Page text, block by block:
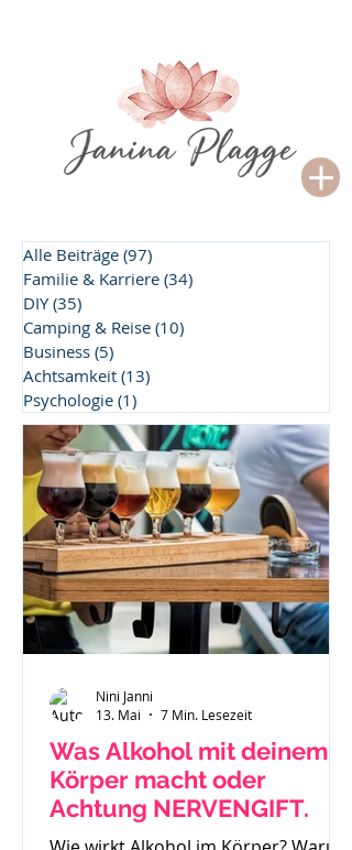
Alle Beiträge (97)
Familie & Karriere (34)
DIY (35)
Camping & Reise (10)
Business (5)
Achtsamkeit (13)
Psychologie (1)
Was Alkohol mit deinem
Körper macht oder
Achtung NERVENGIFT.
Nini Janni
13. Mai
7 Min. Lesezeit